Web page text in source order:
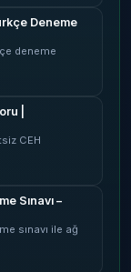
Deneme
deneme
|
CEH
Sınavı –
sınavı ile ağ